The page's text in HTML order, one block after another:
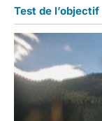
Test de